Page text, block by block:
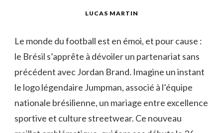
LUCAS MARTIN
Le monde du football est en émoi, et pour cause :
le Brésil s’apprête à dévoiler un partenariat sans
précédent avec Jordan Brand. Imagine un instant
le logo légendaire Jumpman, associé à l’équipe
nationale brésilienne, un mariage entre excellence
sportive et culture streetwear. Ce nouveau